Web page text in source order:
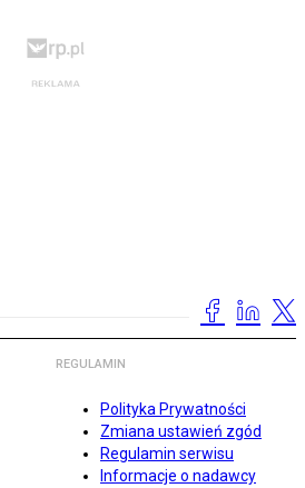
REGULAMIN
Polityka Prywatności
Zmiana ustawień zgód
Regulamin serwisu
Informacje o nadawcy